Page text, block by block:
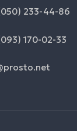
233-44-86
170-02-33